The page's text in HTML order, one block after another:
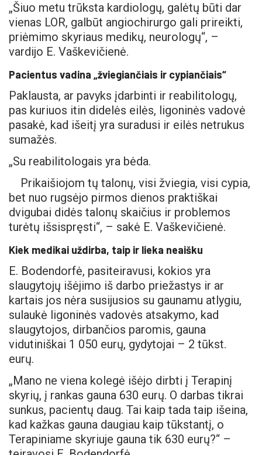
„Šiuo metu trūksta kardiologų, galėtų būti dar
vienas LOR, galbūt angiochirurgo gali prireikti,
priėmimo skyriaus medikų, neurologų“, –
vardijo E. Vaškevičienė.
Pacientus vadina „žviegiančiais ir cypiančiais“
Paklausta, ar pavyks įdarbinti ir reabilitologų,
pas kuriuos itin didelės eilės, ligoninės vadovė
pasakė, kad išeitį yra suradusi ir eilės netrukus
sumažės.
„Su reabilitologais yra bėda.
Prikaišiojom tų talonų, visi žviegia, visi cypia,
bet nuo rugsėjo pirmos dienos praktiškai
dvigubai didės talonų skaičius ir problemos
turėtų išsispręsti“, – sakė E. Vaškevičienė.
Kiek medikai uždirba, taip ir lieka neaišku
E. Bodendorfė, pasiteiravusi, kokios yra
slaugytojų išėjimo iš darbo priežastys ir ar
kartais jos nėra susijusios su gaunamu atlygiu,
sulaukė ligoninės vadovės atsakymo, kad
slaugytojos, dirbančios paromis, gauna
vidutiniškai 1 050 eurų, gydytojai – 2 tūkst.
eurų.
„Mano ne viena kolegė išėjo dirbti į Terapinį
skyrių, į rankas gauna 630 eurų. O darbas tikrai
sunkus, pacientų daug. Tai kaip tada taip išeina,
kad kažkas gauna daugiau kaip tūkstantį, o
Terapiniame skyriuje gauna tik 630 eurų?“ –